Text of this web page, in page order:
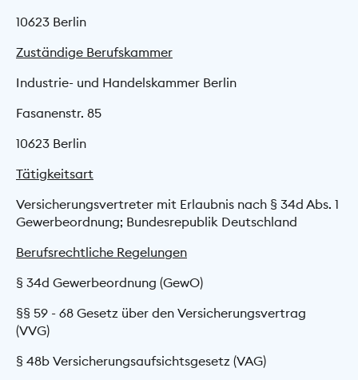
10623 Berlin
Zuständige Berufskammer
Industrie- und Handelskammer Berlin
Fasanenstr. 85
10623 Berlin
Tätigkeitsart
Versicherungsvertreter mit Erlaubnis nach § 34d Abs. 1
Gewerbeordnung; Bundesrepublik Deutschland
Berufsrechtliche Regelungen
§ 34d Gewerbeordnung (GewO)
§§ 59 - 68 Gesetz über den Versicherungs­vertrag
(VVG)
§ 48b Versicherungsaufsichtsgesetz (VAG)